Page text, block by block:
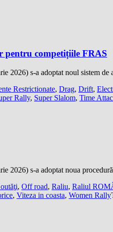
pentru competițiile FRAS
2026) s-a adoptat noul sistem
Restrictionate, Drag, Drift,
Rally, Super Slalom, Time
2026) s-a adoptat noua
, Off road, Raliu, Raliul
, Viteza in coasta, Women Rally